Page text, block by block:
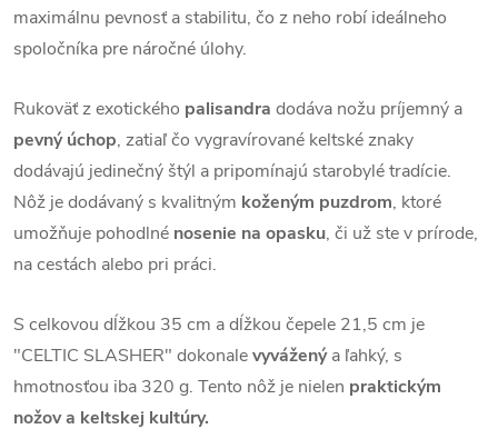
maximálnu pevnosť a stabilitu, čo z neho robí ideálneho
spoločníka pre náročné úlohy.
Rukoväť z exotického palisandra dodáva nožu príjemný a
pevný úchop, zatiaľ čo vygravírované keltské znaky
dodávajú jedinečný štýl a pripomínajú starobylé tradície.
Nôž je dodávaný s kvalitným koženým puzdrom, ktoré
umožňuje pohodlné nosenie na opasku, či už ste v prírode,
na cestách alebo pri práci.
S celkovou dĺžkou 35 cm a dĺžkou čepele 21,5 cm je
"CELTIC SLASHER" dokonalevyváženýa ľahký, s
hmotnosťou iba 320 g. Tento nôž je nielen praktickým
nožov a keltskej kultúry.